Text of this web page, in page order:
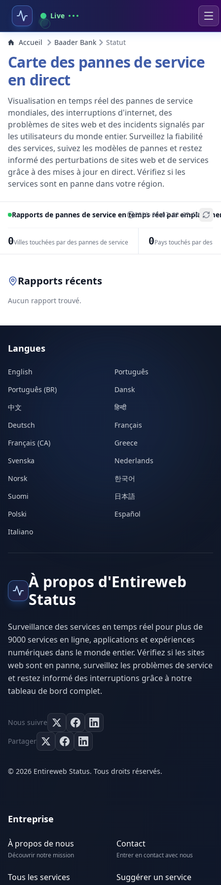
Live
Accueil Baader Bank Statut
Carte des pannes de service
en direct
Visualisation en temps réel des pannes de service
mondiales, des interruptions d'internet, des
problèmes de sites web et des incidents signalés par
les utilisateurs du monde entier. Surveillez la fiabilité
des services, suivez les modèles de pannes et restez
informé des perturbations de sites web et de services
grâce à des mises à jour en direct. Vérifiez si les
services sont en panne dans votre région.
Rapports de pannes de service en temps réel par
2026-08-07 22:27:56
0Villes touchées par des pannes de service 0Pays touchés par des
+
Rapports récents
Aucun rapport trouvé.
Langues
English
Português
Português (BR)
Dansk
中文
हिन्दी
Deutsch
Français
Français (CA)
Greece
Svenska
Nederlands
Norsk
한국어
Suomi
日本語
Polski
Español
Italiano
À propos d'Entireweb
Status
Surveillance des services en temps réel pour plus de
9000 services en ligne, applications et expériences
numériques dans le monde entier. Vérifiez si les sites
web sont en panne, surveillez les problèmes de service
et restez informé des interruptions grâce à notre
tableau de bord complet.
Nous suivre
Partager
© 2026 Entireweb Status. Tous droits réservés.
Entreprise
À propos de nous
Découvrir notre mission
Contact
Entrer en contact avec nous
Tous les services Suggérer un service